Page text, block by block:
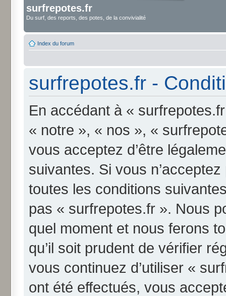
surfrepotes.fr
Du surf, des reports, des potes, de la convivialité
Index du forum
surfrepotes.fr -
En accédant à «
« notre », « nos », «
vous acceptez d’être
suivantes. Si vous
toutes les conditions
pas « surfrepotes.fr ». Nous
quel moment et nous ferons
qu’il soit prudent de vérifier
vous continuez d’utiliser «
ont été effectués, vous